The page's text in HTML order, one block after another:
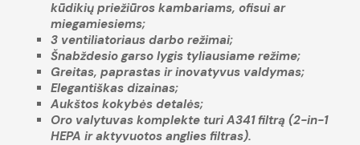
kūdikių priežiūros kambariams, ofisui ar
miegamiesiems;
3 ventiliatoriaus darbo režimai;
Šnabždesio garso lygis tyliausiame režime;
Greitas, paprastas ir inovatyvus valdymas;
Elegantiškas dizainas;
Aukštos kokybės detalės;
Oro valytuvas komplekte turi A341 filtrą (2-in-1
HEPA ir aktyvuotos anglies filtras).